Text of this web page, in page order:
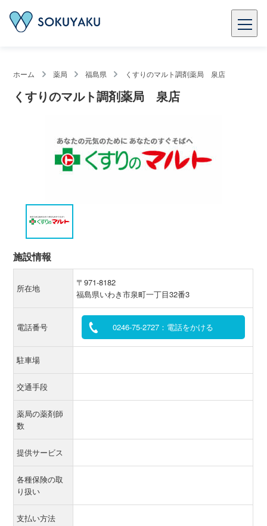
ホーム 薬局 福島県 くすりのマルト調剤薬局 泉店
くすりのマルト調剤薬局 泉店
施設情報
所在地
〒971-8182
福島県いわき市泉町一丁目32番3
電話番号 0246-75-2727：電話をかける
駐車場
交通手段
薬局の薬剤師
数
提供サービス
各種保険の取
り扱い
支払い方法